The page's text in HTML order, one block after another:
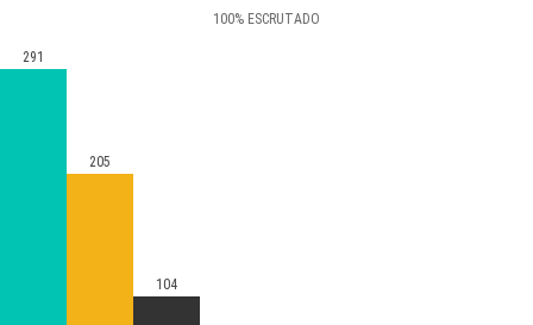
100% ESCRUTADO
291
205
104